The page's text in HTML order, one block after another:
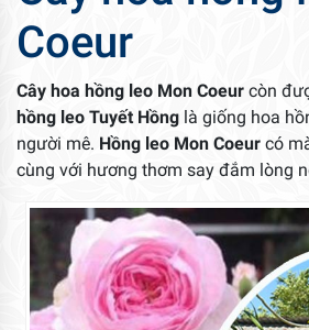
Coeur
Cây hoa hồng leo Mon Coeur còn
hồng leo Tuyết Hồng là giống hoa
người mê. Hồng leo Mon Coeur có
cùng với hương thơm say đắm lòng